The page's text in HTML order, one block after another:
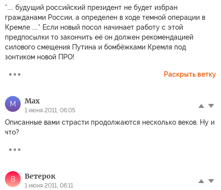
*.... будущий российский президент не будет избран
гражданами России, а определен в ходе темной операции в
Кремле ....* Если новый посол начинает работу с этой
предпосылки то закончить её он должен рекомендацией
силового смещения Путина и бомбёжками Кремля под
зонтиком новой ПРО!
Раскрыть ветку
М Мах
1 июня 2011, 06:05
Описанные вами страсти продолжаются несколько веков. Ну и
что?
В Ветерок
1 июня 2011, 06:11